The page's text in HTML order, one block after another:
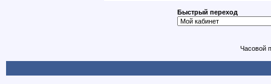
Быстрый переход
Часовой